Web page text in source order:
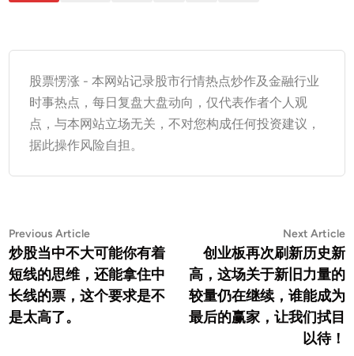
股票愣涨 - 本网站记录股市行情热点炒作及金融行业
时事热点，每日复盘大盘动向，仅代表作者个人观
点，与本网站立场无关，不对您构成任何投资建议，
据此操作风险自担。
文
章
导
航
Previous ArticlePrevious
article:
炒股当中不大可能你有着
短线的思维，还能拿住中
长线的票，这个要求是不
是太高了。
Next Article
创业板再次刷新历史新
高，这场关于新旧力量的
较量仍在继续，谁能成为
最后的赢家，让我们拭目
以待！